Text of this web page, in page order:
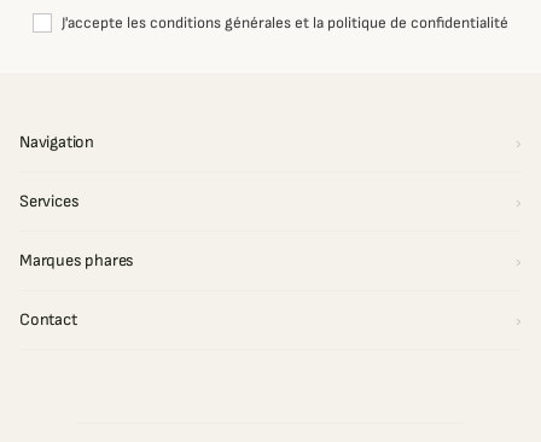
J'accepte les conditions générales et la politique de confidentialité
Navigation
Services
Marques phares
Contact